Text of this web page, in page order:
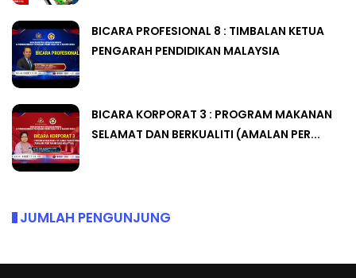
BICARA PROFESIONAL 8 : TIMBALAN KETUA
PENGARAH PENDIDIKAN MALAYSIA
BICARA KORPORAT 3 : PROGRAM MAKANAN
SELAMAT DAN BERKUALITI (AMALAN PER...
JUMLAH PENGUNJUNG